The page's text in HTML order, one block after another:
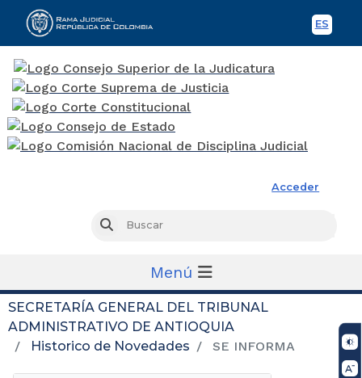
ES
Acceder
Buscar
Menú
SECRETARÍA GENERAL DEL TRIBUNAL
ADMINISTRATIVO DE ANTIOQUIA
Historico de Novedades
SE INFORMA